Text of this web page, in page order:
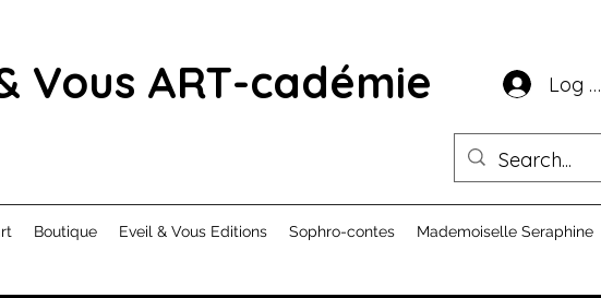
Vous ART-cadémie Log In
Boutique Eveil & Vous Editions Sophro-contes Mademoiselle Seraphine